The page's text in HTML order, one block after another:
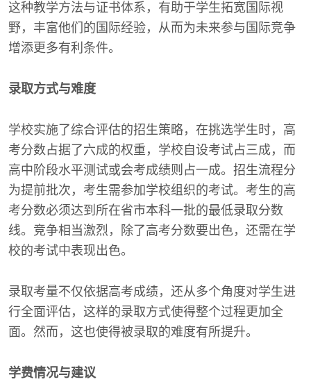
这种教学方法与证书体系，有助于学生拓宽国际视
野，丰富他们的国际经验，从而为未来参与国际竞争
增添更多有利条件。
录取方式与难度
学校实施了综合评估的招生策略，在挑选学生时，高
考分数占据了六成的权重，学校自设考试占三成，而
高中阶段水平测试或会考成绩则占一成。招生流程分
为提前批次，考生需参加学校组织的考试。考生的高
考分数必须达到所在省市本科一批的最低录取分数
线。竞争相当激烈，除了高考分数要出色，还需在学
校的考试中表现出色。
录取考量不仅依据高考成绩，还从多个角度对学生进
行全面评估，这样的录取方式使得整个过程更加全
面。然而，这也使得被录取的难度有所提升。
学费情况与建议